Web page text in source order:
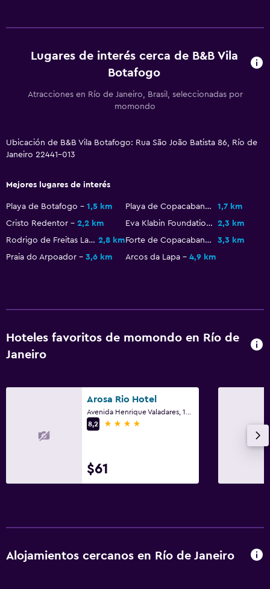
Lugares de interés cerca de B&B Vila
Botafogo
Atracciones en Río de Janeiro, Brasil, seleccionadas por
momondo
Ubicación de B&B Vila Botafogo: Rua São João Batista 86, Río de
Janeiro 22441-013
Mejores lugares de interés
Playa de Botafogo 1,5 km Playa de Copacabana
1,7 km
Cristo Redentor
2,2 km Eva Klabin Foundation
2,3 km
Rodrigo de Freitas Lagoon 2,8 km Forte de Copacabana
3,3 km
Praia do Arpoador
3,6 km Arcos da Lapa 4,9 km
Hoteles favoritos de momondo en Río de
Janeiro
Arosa Rio Hotel
8,2
4 estrellas
$61
Alojamientos cercanos en Río de Janeiro